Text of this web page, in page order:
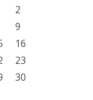
2
9
16
23
30